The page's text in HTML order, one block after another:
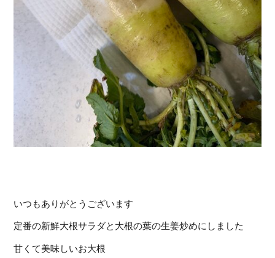
いつもありがとうございます
定番の新鮮大根サラダと大根の葉の生姜炒めにしました
甘くて美味しいお大根